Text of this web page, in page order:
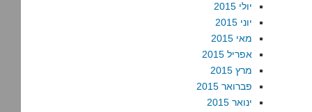
יולי 2015
יוני 2015
מאי 2015
אפריל 2015
מרץ 2015
פברואר 2015
ינואר 2015